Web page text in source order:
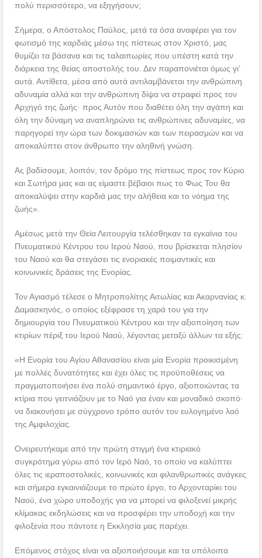
πολύ περισσότερο, να εξηγήσουν;
Σήμερα, ο Απόστολος Παύλος, μετά τα όσα αναφέρει για τον
φωτισμό της καρδιάς μέσω της πίστεως στον Χριστό, μας
θυμίζει τα βάσανα και τις ταλαιπωρίες που υπέστη κατά την
διάρκεια της θείας αποστολής του. Δεν παραπονιέται όμως γι’
αυτά. Αντίθετα, μέσα από αυτά αντιλαμβάνεται την ανθρώπινη
αδυναμία αλλά και την ανθρώπινη δίψα να στραφεί προς τον
Αρχηγό της ζωής· προς Αυτόν που διαθέτει όλη την αγάπη και
όλη την δύναμη να αναπληρώνει τις ανθρώπινες αδυναμίες, να
παρηγορεί την ώρα των δοκιμασιών και των πειρασμών και να
αποκαλύπτει στον άνθρωπο την αληθινή γνώση.
Ας βαδίσουμε, λοιπόν, τον δρόμο της πίστεως προς τον Κύριο
και Σωτήρα μας και ας είμαστε βέβαιοι πως το Φως Του θα
αποκαλύψει στην καρδιά μας την αλήθεια και το νόημα της
ζωής».
Αμέσως μετά την Θεία Λειτουργία τελέσθηκαν τα εγκαίνια του
Πνευματικού Κέντρου του Ιερού Ναού, που βρίσκεται πλησίον
του Ναού και θα στεγάσει τις ενοριακές ποιμαντικές και
κοινωνικές δράσεις της Ενορίας.
Τον Αγιασμό τέλεσε ο Μητροπολίτης Αιτωλίας και Ακαρνανίας κ.
Δαμασκηνός, ο οποίος εξέφρασε τη χαρά του για την
δημιουργία του Πνευματικού Κέντρου και την αξιοποίηση των
κτιρίων πέριξ του Ιερού Ναού, λέγοντας μεταξύ άλλων τα εξής:
«Η Ενορία του Αγίου Αθανασίου είναι μία Ενορία προικισμένη
με πολλές δυνατότητες και έχει όλες τις προϋποθέσεις να
πραγματοποιήσει ένα πολύ σημαντικό έργο, αξιοποιώντας τα
κτίρια που γειτνιάζουν με το Ναό για έναν και μοναδικό σκοπό∙
να διακονήσει με σύγχρονο τρόπο αυτόν τον ευλογημένο λαό
της Αμφιλοχίας.
Ονειρευτήκαμε από την πρώτη στιγμή ένα κτιριακό
συγκρότημα γύρω από τον Ιερό Ναό, το οποίο να καλύπτει
όλες τις ιεραποστολικές, κοινωνικές και φιλανθρωπικές ανάγκες
και σήμερα εγκαινιάζουμε το πρώτο έργο, το Αρχονταρίκι του
Ναού, ένα χώρο υποδοχής για να μπορεί να φιλοξενεί μικρής
κλίμακας εκδηλώσεις και να προσφέρει την υποδοχή και την
φιλοξενία που πάντοτε η Εκκλησία μας παρέχει.
Επόμενος στόχος είναι να αξιοποιήσουμε και τα υπόλοιπα